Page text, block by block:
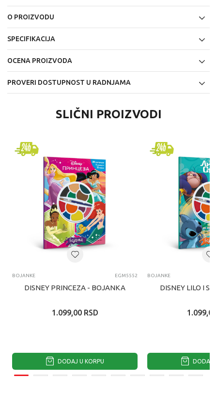
O PROIZVODU
SPECIFIKACIJA
OCENA PROIZVODA
PROVERI DOSTUPNOST U RADNJAMA
SLIČNI PROIZVODI
BOJANKE EGM5552
DISNEY PRINCEZA - BOJANKA
1.099,00 RSD
DODAJ U KORPU
BOJANKE
DISNEY LILO I
1.099,00
DODAJ